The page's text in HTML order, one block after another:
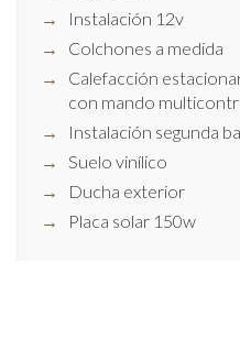
Instalación 12v
Colchones a medida
Calefacción
con mando
Instalación segunda
Suelo vinílico
Ducha exterior
Placa solar 150w